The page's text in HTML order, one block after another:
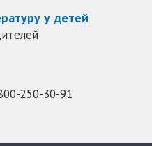
у детей
250-30-91